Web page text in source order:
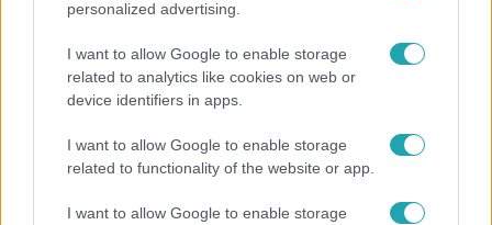
personalized advertising.
I want to allow Google to enable storage
related to analytics like cookies on web or
device identifiers in apps.
I want to allow Google to enable storage
related to functionality of the website or app.
I want to allow Google to enable storage
Tudomány-Tech
2023. február 21. 14:45
cápája ráijeszt egy búvárra
Legalábbis a legnagyobb fehér cápa, amit sikerült eddig
videóra venni.